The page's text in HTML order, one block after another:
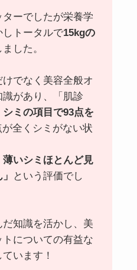
ーでしたが栄養学
トータルで15kgの
した。
けでなく美容全般オ
識があり、「肌診
シミの項目で93点を
が全くシミがない状
薄いシミほとんど見
という評価でし
知識を活かし、美
についての有益な
います！